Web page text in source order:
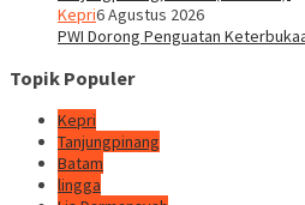
Kepri6 Agustus 2026
PWI Dorong Penguatan
Topik Populer
Kepri
Tanjungpinang
Batam
lingga